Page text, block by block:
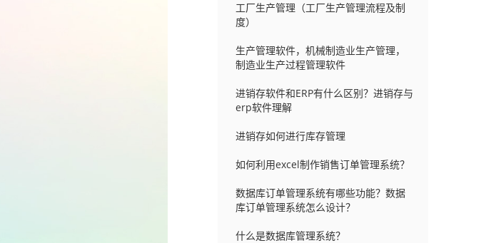
工厂生产管理（工厂生产管理流程及制
度）
生产管理软件，机械制造业生产管理，
制造业生产过程管理软件
进销存软件和ERP有什么区别？进销存与
erp软件理解
进销存如何进行库存管理
如何利用excel制作销售订单管理系统？
数据库订单管理系统有哪些功能？数据
库订单管理系统怎么设计？
什么是数据库管理系统？